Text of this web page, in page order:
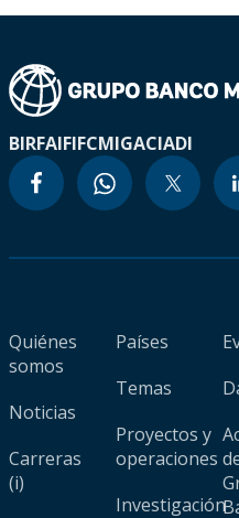
BIRFAIFIFCMIGACIADI
Quiénes
somos
Noticias
Carreras
(i)
Países
Temas
Proyectos y
operaciones
Investigación